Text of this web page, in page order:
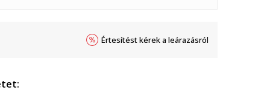
Értesítést kérek a leárazásról